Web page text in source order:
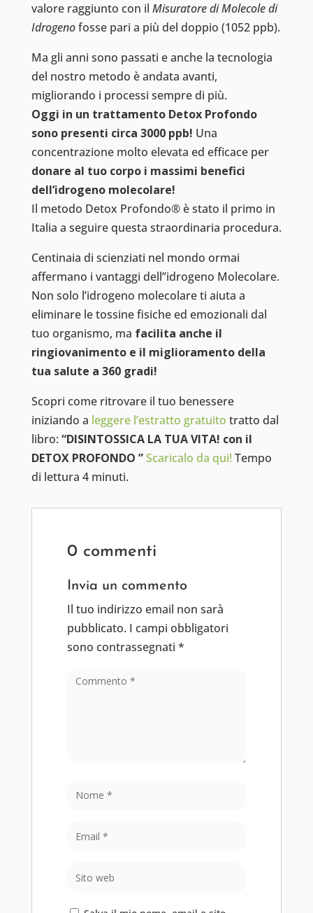
valore raggiunto con il Misuratore di Molecole di
Idrogenofosse pari a più del doppio (1052 ppb).
Ma gli anni sono passati e anche la tecnologia
del nostro metodo è andata avanti,
migliorando i processi sempre di più.
Oggi in un trattamento Detox Profondo
sono presenti circa 3000 ppb! Una
concentrazione molto elevata ed efficace per
donare al tuo corpo i massimi benefici
dell’idrogeno molecolare!
Il metodo Detox Profondo® è stato il primo in
Italia a seguire questa straordinaria procedura.
Centinaia di scienziati nel mondo ormai
affermano i vantaggi dell’’idrogeno Molecolare.
Non solo l’idrogeno molecolare ti aiuta a
eliminare le tossine fisiche ed emozionali dal
tuo organismo, ma facilita anche il
ringiovanimento e il miglioramento della
tua salute a 360 gradi!
Scopri come ritrovare il tuo benessere
iniziando a leggere l’estratto gratuito tratto dal
libro: “DISINTOSSICA LA TUA VITA! con il
DETOX PROFONDO ”Scaricalo da qui! Tempo
di lettura 4 minuti.
0 commenti
Invia un commento
Il tuo indirizzo email non sarà
pubblicato. I campi obbligatori
sono contrassegnati *